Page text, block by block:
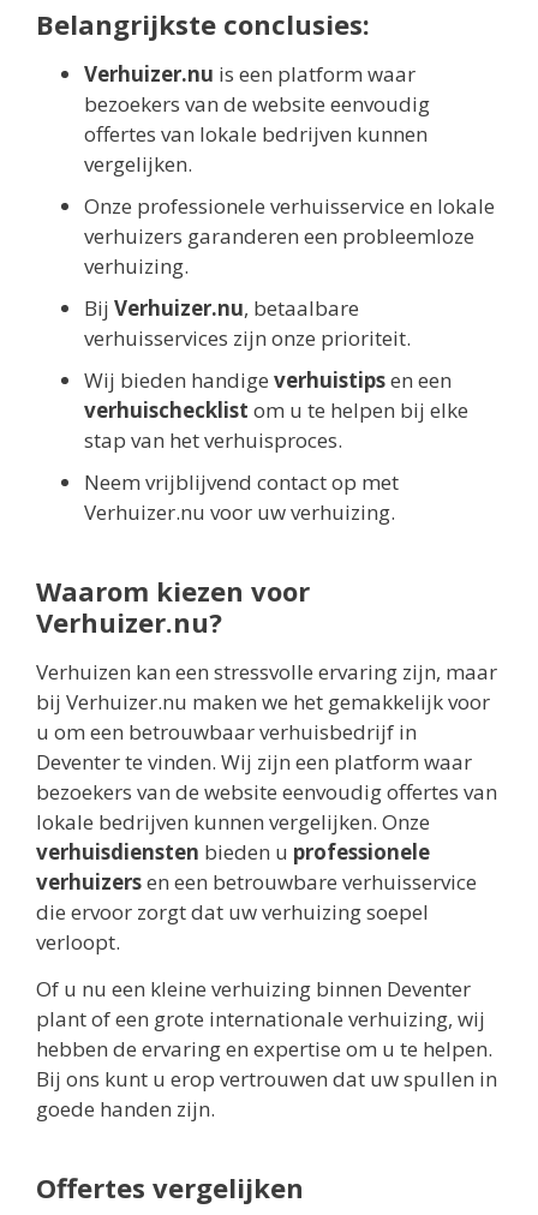
Belangrijkste conclusies:
Verhuizer.nu is een platform waar
bezoekers van de website eenvoudig
offertes van lokale bedrijven kunnen
vergelijken.
Onze professionele verhuisservice en lokale
verhuizers garanderen een probleemloze
verhuizing.
Bij Verhuizer.nu, betaalbare
verhuisservices zijn onze prioriteit.
Wij bieden handige verhuistipsen een
verhuischecklist om u te helpen bij elke
stap van het verhuisproces.
Neem vrijblijvend contact op met
Verhuizer.nu voor uw verhuizing.
Waarom kiezen voor
Verhuizer.nu?
Verhuizen kan een stressvolle ervaring zijn, maar
bij Verhuizer.nu maken we het gemakkelijk voor
u om een betrouwbaar verhuisbedrijf in
Deventer te vinden. Wij zijn een platform waar
bezoekers van de website eenvoudig offertes van
lokale bedrijven kunnen vergelijken. Onze
verhuisdiensten bieden u professionele
verhuizersen een betrouwbare verhuisservice
die ervoor zorgt dat uw verhuizing soepel
verloopt.
Of u nu een kleine verhuizing binnen Deventer
plant of een grote internationale verhuizing, wij
hebben de ervaring en expertise om u te helpen.
Bij ons kunt u erop vertrouwen dat uw spullen in
goede handen zijn.
Offertes vergelijken